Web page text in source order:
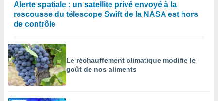
Alerte spatiale : un satellite privé envoyé à la
rescousse du télescope Swift de la NASA est hors
de contrôle
Le réchauffement climatique modifie le
goût de nos aliments